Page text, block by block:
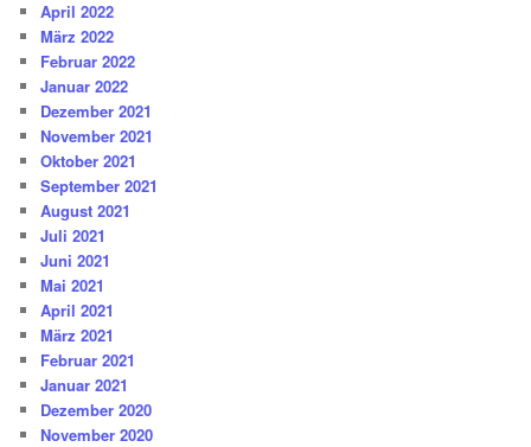
April 2022
März 2022
Februar 2022
Januar 2022
Dezember 2021
November 2021
Oktober 2021
September 2021
August 2021
Juli 2021
Juni 2021
Mai 2021
April 2021
März 2021
Februar 2021
Januar 2021
Dezember 2020
November 2020